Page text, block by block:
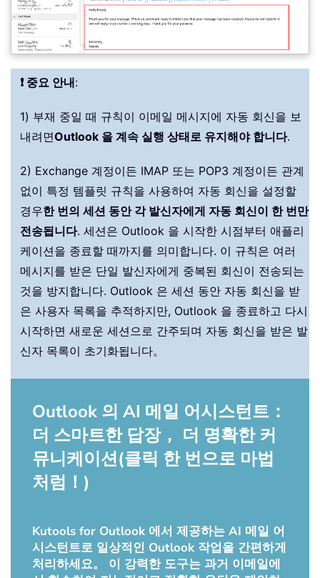
❗ 중요 안내:
1) 부재 중일 때 규칙이 이메일 메시지에 자동 회신을 보
내려면Outlook 을 계속 실행 상태로 유지해야 합니다.
2) Exchange 계정이든 IMAP 또는 POP3 계정이든 관계
없이 특정 템플릿 규칙을 사용하여 자동 회신을 설정할
경우한 번의 세션 동안 각 발신자에게 자동 회신이 한 번만
전송됩니다. 세션은 Outlook 을 시작한 시점부터 애플리
케이션을 종료할 때까지를 의미합니다. 이 규칙은 여러
메시지를 받은 단일 발신자에게 중복된 회신이 전송되는
것을 방지합니다. Outlook 은 세션 동안 자동 회신을 받
은 사용자 목록을 추적하지만, Outlook 을 종료하고 다시
시작하면 새로운 세션으로 간주되며 자동 회신을 받은 발
신자 목록이 초기화됩니다。
Outlook 의 AI 메일 어시스턴트：
더 스마트한 답장， 더 명확한 커
뮤니케이션(클릭 한 번으로 마법
처럼！)
Kutools for Outlook 에서 제공하는 AI 메일 어
시스턴트로 일상적인 Outlook 작업을 간편하게
처리하세요。 이 강력한 도구는 과거 이메일에